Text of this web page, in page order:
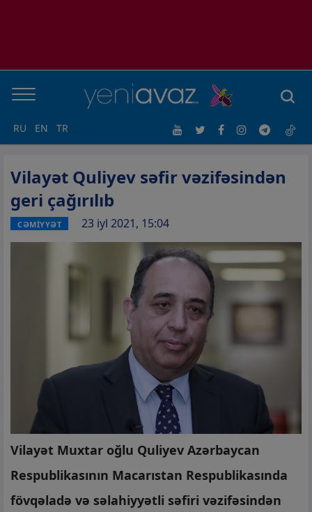
RU EN TR
Vilayət Quliyev səfir vəzifəsindən
geri çağırılıb
CƏMİYYƏT 23 iyl 2021, 15:04
Vilayət Muxtar oğlu Quliyev Azərbaycan
Respublikasının Macarıstan Respublikasında
fövqəladə və səlahiyyətli səfiri vəzifəsindən